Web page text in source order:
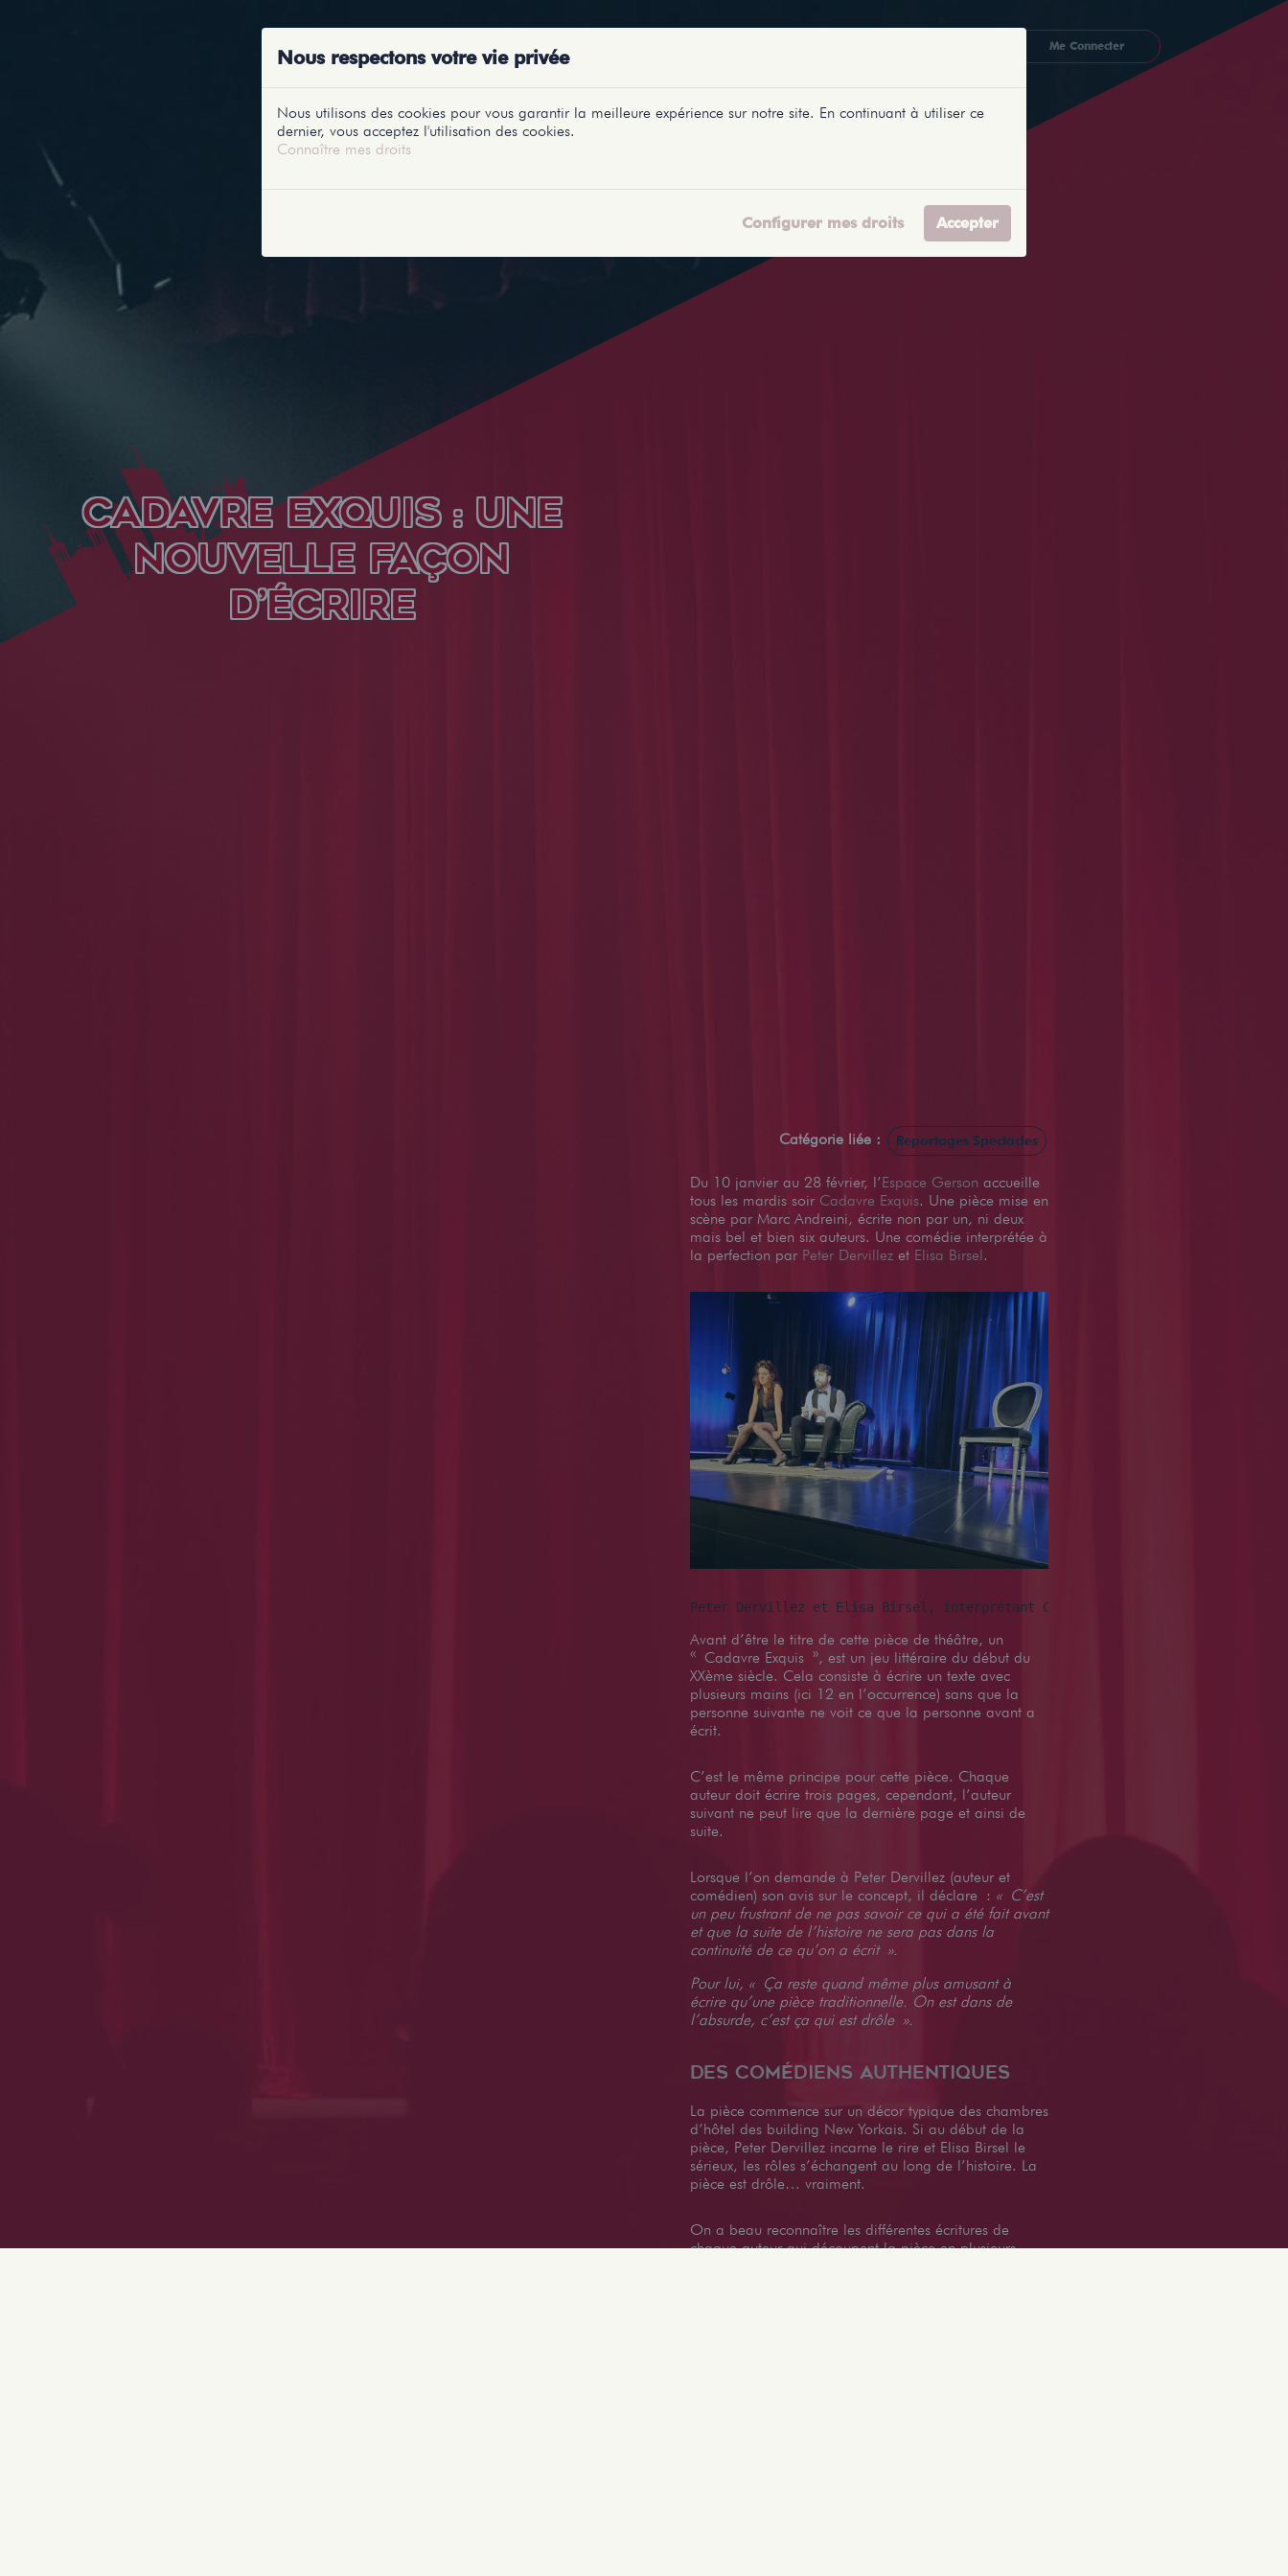
REPRÉSENTATIONS SPECTACLES Me Connecter
CADAVRE EXQUIS : UNE
NOUVELLE FAÇON
D’ÉCRIRE
Catégorie liée : Reportages Spectacles
Du 10 janvier au 28 février, l’Espace Gerson accueille
tous les mardis soir Cadavre Exquis. Une pièce mise en
scène par Marc Andreini, écrite non par un, ni deux
mais bel et bien six auteurs. Une comédie interprétée à
la perfection par Peter Dervillez et Elisa Birsel.
Peter Dervillez et Elisa Birsel, interprétant Cadavre Exquis à l'Espace Gerson
Avant d’être le titre de cette pièce de théâtre, un
« Cadavre Exquis », est un jeu littéraire du début du
XXème siècle. Cela consiste à écrire un texte avec
plusieurs mains (ici 12 en l’occurrence) sans que la
personne suivante ne voit ce que la personne avant a
écrit.
C’est le même principe pour cette pièce. Chaque
auteur doit écrire trois pages, cependant, l’auteur
suivant ne peut lire que la dernière page et ainsi de
suite.
Lorsque l’on demande à Peter Dervillez (auteur et
comédien) son avis sur le concept, il déclare : « C’est
un peu frustrant de ne pas savoir ce qui a été fait avant
et que la suite de l’histoire ne sera pas dans la
continuité de ce qu’on a écrit ».
Pour lui, « Ça reste quand même plus amusant à
écrire qu’une pièce traditionnelle. On est dans de
l’absurde, c’est ça qui est drôle ».
Des comédiens authentiques
La pièce commence sur un décor typique des chambres
d’hôtel des building New Yorkais. Si au début de la
pièce, Peter Dervillez incarne le rire et Elisa Birsel le
sérieux, les rôles s’échangent au long de l’histoire. La
pièce est drôle… vraiment.
On a beau reconnaître les différentes écritures de
chaque auteur qui découpent la pièce en plusieurs
Nous respectons votre vie privée
Nous utilisons des cookies pour vous garantir la meilleure expérience sur notre site. En continuant à utiliser ce
dernier, vous acceptez l'utilisation des cookies.
Connaître mes droits
Configurer mes droits Accepter